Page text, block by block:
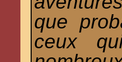
que
ceux